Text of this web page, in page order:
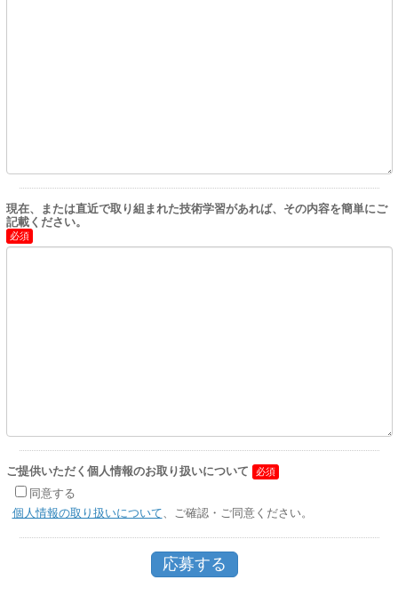
現在、または直近で取り組まれた技術学習があれば、その内容を簡単にご
記載ください。
ご提供いただく個人情報のお取り扱いについて
同意する
個人情報の取り扱いについて 、ご確認・ご同意ください。